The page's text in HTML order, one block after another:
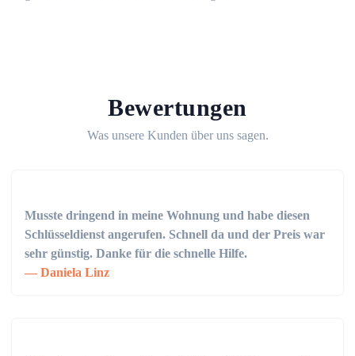
Bewertungen
Was unsere Kunden über uns sagen.
Musste dringend in meine Wohnung und habe diesen
Schlüsseldienst angerufen. Schnell da und der Preis war
sehr günstig. Danke für die schnelle Hilfe.
Daniela Linz